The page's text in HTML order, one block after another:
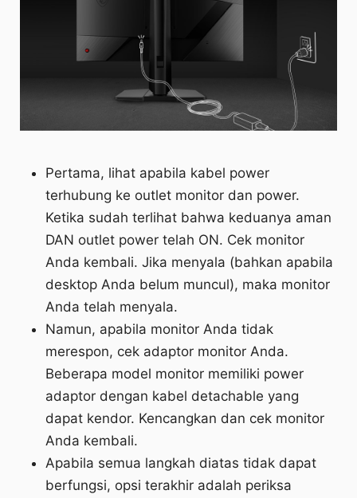
Pertama, lihat apabila kabel power
terhubung ke outlet monitor dan power.
Ketika sudah terlihat bahwa keduanya aman
DAN outlet power telah ON. Cek monitor
Anda kembali. Jika menyala (bahkan apabila
desktop Anda belum muncul), maka monitor
Anda telah menyala.
Namun, apabila monitor Anda tidak
merespon, cek adaptor monitor Anda.
Beberapa model monitor memiliki power
adaptor dengan kabel detachable yang
dapat kendor. Kencangkan dan cek monitor
Anda kembali.
Apabila semua langkah diatas tidak dapat
berfungsi, opsi terakhir adalah periksa